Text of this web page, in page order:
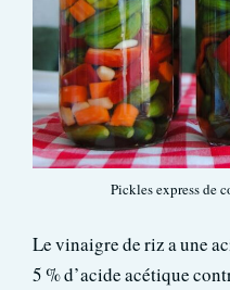
Pickles express de
Le vinaigre de riz a une
5 % d’acide acétique